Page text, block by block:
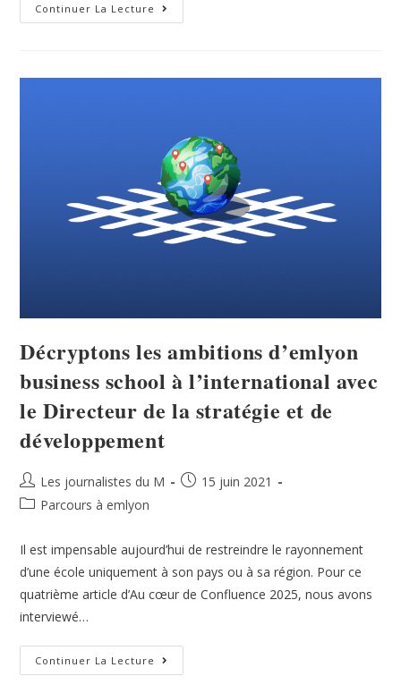
Continuer La Lecture
Décryptons les ambitions d’emlyon
business school à l’international avec
le Directeur de la stratégie et de
développement
Les journalistes du M
15 juin 2021
Parcours à emlyon
Il est impensable aujourd’hui de restreindre le rayonnement
d’une école uniquement à son pays ou à sa région. Pour ce
quatrième article d’Au cœur de Confluence 2025, nous avons
interviewé…
Continuer La Lecture